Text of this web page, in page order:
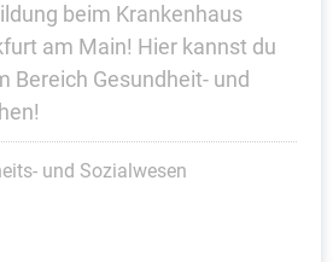
beim Krankenhaus
am Main! Hier kannst du
Bereich Gesundheit- und
und Sozialwesen